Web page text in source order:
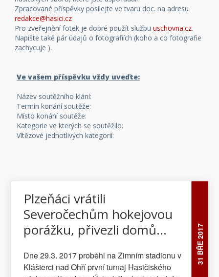
Zpracované příspěvky posílejte ve tvaru doc. na adresu
redakce@hasici.cz
Pro zveřejnění fotek je dobré použít službu uschovna.cz.
Napište také pár údajů o fotografiích (koho a co fotografie
zachycuje ).
Ve vašem příspěvku vždy uveďte:
Název soutěžního klání:
Termín konání soutěže:
Místo konání soutěže:
Kategorie ve kterých se soutěžilo:
Vítězové jednotlivých kategorií:
31 BŘE 2017
Plzeňáci vrátili
Severočechům hokejovou
porážku, přivezli domů
Dne 29.3. 2017 proběhl na Zimním stadionu v
Klášterci nad Ohří první turnaj Hasičiského